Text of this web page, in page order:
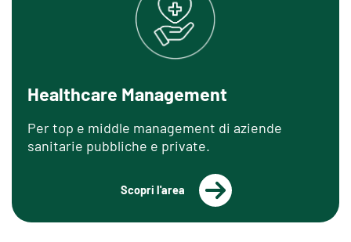
Healthcare Management
Per top e middle management di aziende
sanitarie pubbliche e private.
Scopri l'area